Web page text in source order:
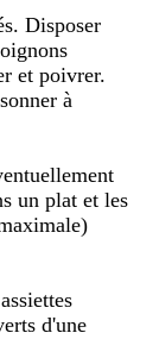
Disposer
et poivrer.
à
un plat et les
d'une